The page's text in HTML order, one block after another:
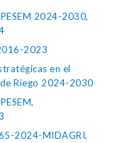
2024-2030,
2023
en el
Riego 2024-2030
2024-MIDAGRI,